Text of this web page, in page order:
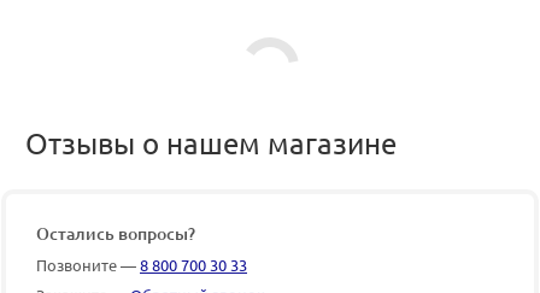
Отзывы о нашем магазине
Остались вопросы?
Позвоните —8 800 700 30 33